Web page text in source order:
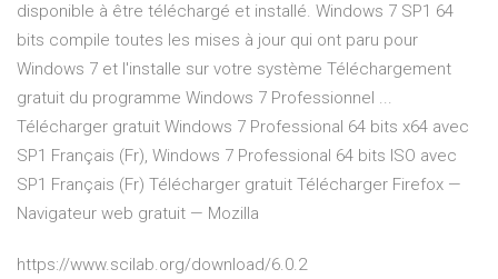
disponible à être téléchargé et installé. Windows 7 SP1 64
bits compile toutes les mises à jour qui ont paru pour
Windows 7 et l'installe sur votre système Téléchargement
gratuit du programme Windows 7 Professionnel ...
Télécharger gratuit Windows 7 Professional 64 bits x64 avec
SP1 Français (Fr), Windows 7 Professional 64 bits ISO avec
SP1 Français (Fr) Télécharger gratuit Télécharger Firefox —
Navigateur web gratuit — Mozilla
https://www.scilab.org/download/6.0.2